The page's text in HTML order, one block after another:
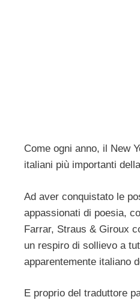
Come ogni anno, il New
italiani più importanti
Ad aver conquistato le
appassionati di poesia,
Farrar, Straus & Giroux
un respiro di sollievo a
apparentemente italiano
E proprio del traduttore